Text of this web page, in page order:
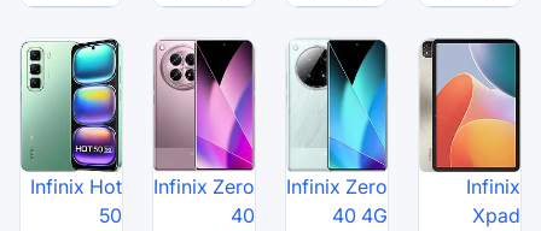
Infinix Zero
40
Infinix Hot
50